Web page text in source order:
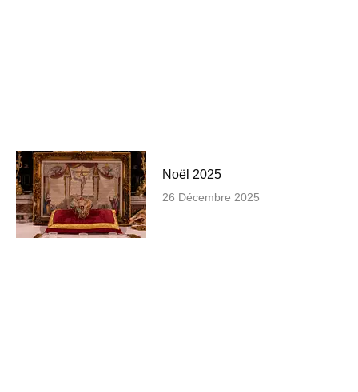
Noël 2025
26 Décembre 2025